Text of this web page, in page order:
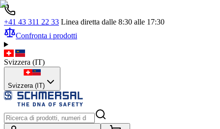
+41 43 311 22 33 Linea diretta dalle 8:30 alle 17:30
Confronta i prodotti
Svizzera (IT)
Svizzera (IT)